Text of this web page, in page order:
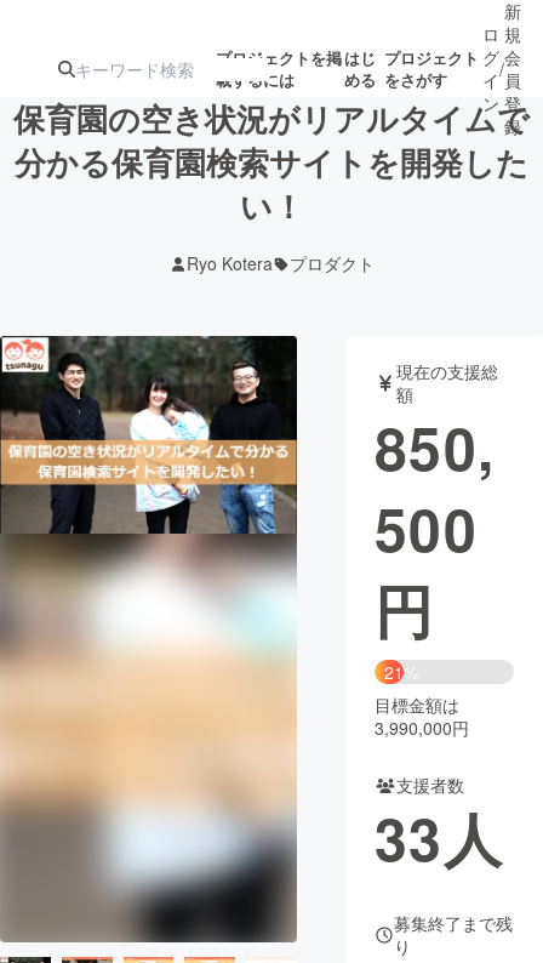
プロジェクトを掲
載するには
はじ
める
プロジェクト
をさがす
注目の新着プロ
テクノロジー・ガジェット
映像・映画 書籍・雑誌
ビジネス・起業 チャレンジ
まちづくり・地域活性化
CAMPFIRE for Social Good
CAMPFIRE Creation
コミュニティ
ロ
グ
イ
ン
/
新
規
会
員
登
録
保育園の空き状況がリアルタイムで
分かる保育園検索サイトを開発した
い！
Ryo Kotera プロダクト
現在の支援総
額
850,
500
円
21%
目標金額は
3,990,000円
支援者数
33人
募集終了まで残
り